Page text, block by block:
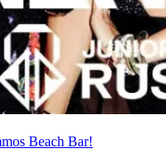
Beach Bar!